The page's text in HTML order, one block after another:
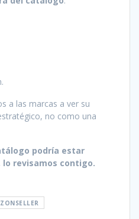
a las marcas a ver su
no como una
podría estar
revisamos contigo.